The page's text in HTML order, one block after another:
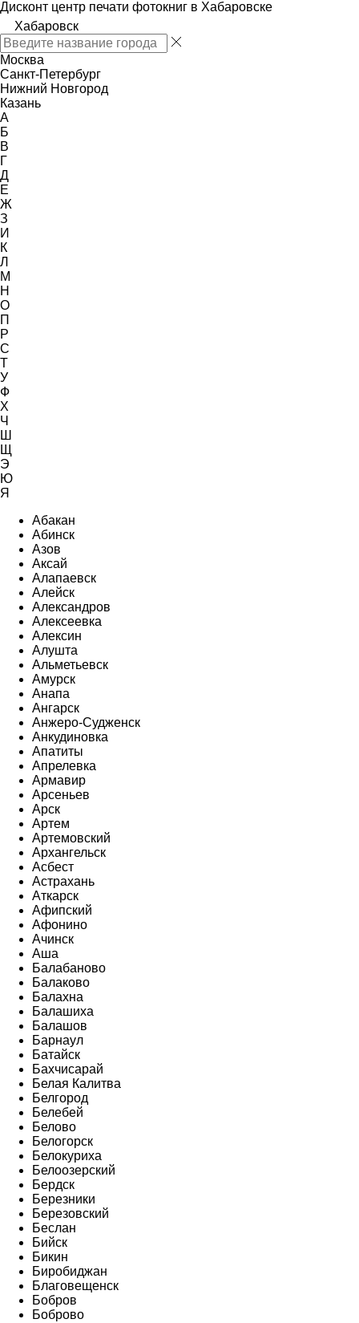
Дисконт центр печати фотокниг в Хабаровске
Хабаровск
Москва
Санкт-Петербург
Нижний Новгород
Казань
А
Б
В
Г
Д
Е
Ж
З
И
К
Л
М
Н
О
П
Р
С
Т
У
Ф
Х
Ч
Ш
Щ
Э
Ю
Я
Абакан
Абинск
Азов
Аксай
Алапаевск
Алейск
Александров
Алексеевка
Алексин
Алушта
Альметьевск
Амурск
Анапа
Ангарск
Анжеро-Судженск
Анкудиновка
Апатиты
Апрелевка
Армавир
Арсеньев
Арск
Артем
Артемовский
Архангельск
Асбест
Астрахань
Аткарск
Афипский
Афонино
Ачинск
Аша
Балабаново
Балаково
Балахна
Балашиха
Балашов
Барнаул
Батайск
Бахчисарай
Белая Калитва
Белгород
Белебей
Белово
Белогорск
Белокуриха
Белоозерский
Бердск
Березники
Березовский
Беслан
Бийск
Бикин
Биробиджан
Благовещенск
Бобров
Боброво